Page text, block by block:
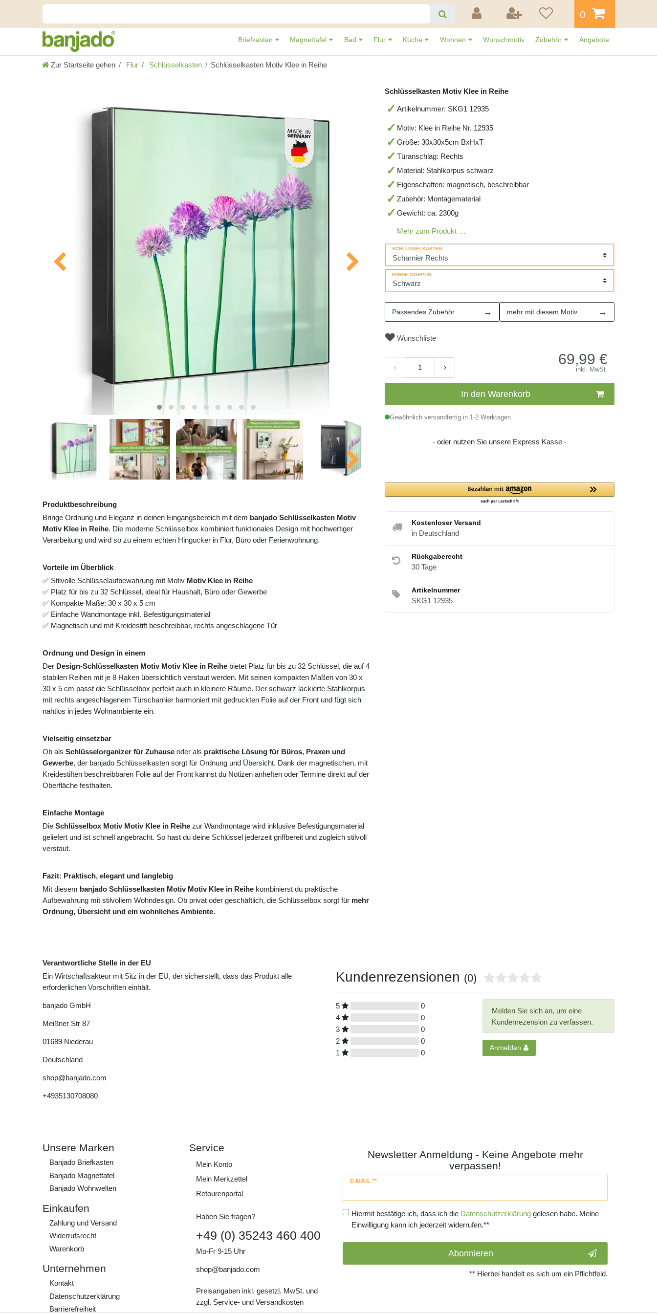
0
Briefkasten Magnettafel Bad Flur Küche Wohnen Wunschmotiv Zubehör Angebote
Zur Startseite gehen Flur Schlüsselkasten Schlüsselkasten Motiv Klee in Reihe
Produktbeschreibung
Bringe Ordnung und Eleganz in deinen Eingangsbereich mit dem banjado Schlüsselkasten Motiv
Motiv Klee in Reihe. Die moderne Schlüsselbox kombiniert funktionales Design mit hochwertiger
Verarbeitung und wird so zu einem echten Hingucker in Flur, Büro oder Ferienwohnung.
Vorteile im Überblick
✅ Stilvolle Schlüsselaufbewahrung mit Motiv Motiv Klee in Reihe
✅ Platz für bis zu 32 Schlüssel, ideal für Haushalt, Büro oder Gewerbe
✅ Kompakte Maße: 30 x 30 x 5 cm
✅ Einfache Wandmontage inkl. Befestigungsmaterial
✅ Magnetisch und mit Kreidestift beschreibbar, rechts angeschlagene Tür
Ordnung und Design in einem
Der Design-Schlüsselkasten Motiv Motiv Klee in Reihe bietet Platz für bis zu 32 Schlüssel, die auf 4
stabilen Reihen mit je 8 Haken übersichtlich verstaut werden. Mit seinen kompakten Maßen von 30 x
30 x 5 cm passt die Schlüsselbox perfekt auch in kleinere Räume. Der schwarz lackierte Stahlkorpus
mit rechts angeschlagenem Türscharnier harmoniert mit gedruckten Folie auf der Front und fügt sich
nahtlos in jedes Wohnambiente ein.
Vielseitig einsetzbar
Ob als Schlüsselorganizer für Zuhause oder als praktische Lösung für Büros, Praxen und
Gewerbe, der banjado Schlüsselkasten sorgt für Ordnung und Übersicht. Dank der magnetischen, mit
Kreidestiften beschreibbaren Folie auf der Front kannst du Notizen anheften oder Termine direkt auf der
Oberfläche festhalten.
Einfache Montage
Die Schlüsselbox Motiv Motiv Klee in Reihe zur Wandmontage wird inklusive Befestigungsmaterial
geliefert und ist schnell angebracht. So hast du deine Schlüssel jederzeit griffbereit und zugleich stilvoll
verstaut.
Fazit: Praktisch, elegant und langlebig
Mit diesem banjado Schlüsselkasten Motiv Motiv Klee in Reihe kombinierst du praktische
Aufbewahrung mit stilvollem Wohndesign. Ob privat oder geschäftlich, die Schlüsselbox sorgt für mehr
Ordnung, Übersicht und ein wohnliches Ambiente.
Schlüsselkasten Motiv Klee in Reihe
Artikelnummer: SKG1 12935
Motiv: Klee in Reihe Nr. 12935
Größe: 30x30x5cm BxHxT
Türanschlag: Rechts
Material: Stahlkorpus schwarz
Eigenschaften: magnetisch, beschreibbar
Zubehör: Montagematerial
Gewicht: ca. 2300g
Mehr zum Produkt …
SCHLÜSSELKASTEN
FARBE KORPUS
Passendes Zubehör → mehr mit diesem Motiv →
Wunschliste
69,99 €
inkl. MwSt.
In den Warenkorb
Gewöhnlich versandfertig in 1-2 Werktagen
- oder nutzen Sie unsere Express Kasse -
Kostenloser Versand
in Deutschland
Rückgaberecht
30 Tage
Artikelnummer
SKG1 12935
Verantwortliche Stelle in der EU
Ein Wirtschaftsakteur mit Sitz in der EU, der sicherstellt, dass das Produkt alle
erforderlichen Vorschriften einhält.
banjado GmbH
Meißner Str 87
01689 Niederau
Deutschland
shop@banjado.com
+4935130708080
Kundenrezensionen (0)
5
0
4
0
3
0
2
0
1
0
Melden Sie sich an, um eine
Kundenrezension zu verfassen.
Anmelden
Unsere Marken
Banjado Briefkasten
Banjado Magnettafel
Banjado Wohnwelten
Einkaufen
Zahlung und Versand
Widerrufs­recht
Warenkorb
Unternehmen
Kontakt
Daten­schutz­erklärung
Barrierefreiheit
Service
Mein Konto
Mein Merkzettel
Retourenportal
Haben Sie fragen?
+49 (0) 35243 460 400
Mo-Fr 9-15 Uhr
shop@banjado.com
Preisangaben inkl. gesetzl. MwSt. und
zzgl. Service- und Versandkosten
Newsletter Anmeldung - Keine Angebote mehr
verpassen!
E-MAIL **
Newsletter
Hiermit bestätige ich, dass ich die Daten­schutz­erklärunggelesen habe. Meine
Einwilligung kann ich jederzeit widerrufen.**
Abonnieren
** Hierbei handelt es sich um ein Pflichtfeld.